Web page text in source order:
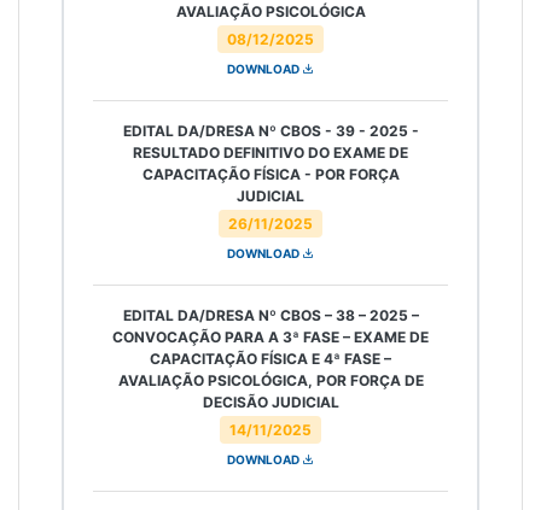
08/12/2025
AVALIAÇÃO PSICOLÓGICA
DOWNLOAD
26/11/2025
EDITAL DA/DRESA Nº CBOS - 39 - 2025 -
RESULTADO DEFINITIVO DO EXAME DE
CAPACITAÇÃO FÍSICA - POR FORÇA
JUDICIAL
DOWNLOAD
14/11/2025
EDITAL DA/DRESA Nº CBOS – 38 – 2025 –
CONVOCAÇÃO PARA A 3ª FASE – EXAME DE
CAPACITAÇÃO FÍSICA E 4ª FASE –
AVALIAÇÃO PSICOLÓGICA, POR FORÇA DE
DECISÃO JUDICIAL
DOWNLOAD